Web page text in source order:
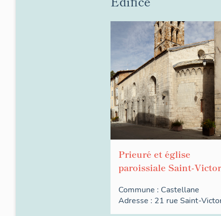
Prieuré et église
paroissiale Saint-Victor
Commune : Castellane
Adresse : 21 rue Saint-